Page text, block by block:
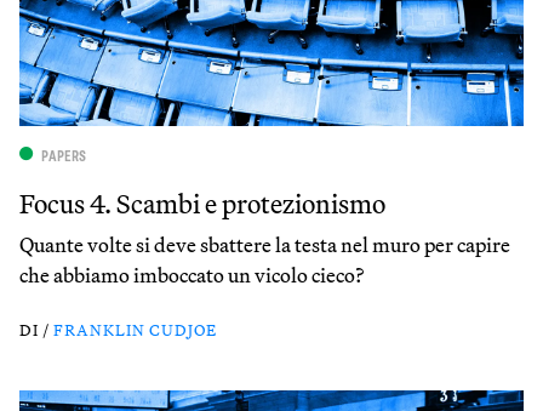
PAPERS
Focus 4. Scambi e protezionismo
Quante volte si deve sbattere la testa nel muro per capire
che abbiamo imboccato un vicolo cieco?
DI / FRANKLIN CUDJOE